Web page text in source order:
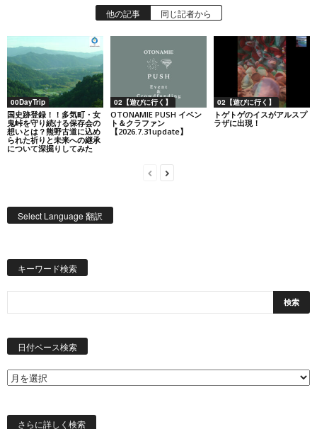
他の記事 同じ記者から
00DayTrip
国史跡登録！！多気町・女
鬼峠を守り続ける保存会の
想いとは？熊野古道に込め
られた祈りと未来への継承
について深掘りしてみた
02【遊びに行く】
OTONAMIE PUSH イベン
ト＆クラファン
【2026.7.31update】
02【遊びに行く】
トゲトゲのイスがアルスプ
ラザに出現！
Select Language 翻訳
キーワード検索
日付ベース検索
索
さらに詳しく検索